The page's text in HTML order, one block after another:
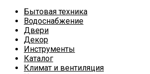
Бытовая техника
Водоснабжение
Двери
Декор
Инструменты
Каталог
Климат и вентиляция